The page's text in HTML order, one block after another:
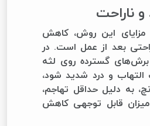
مزایای این روش، کاهش
بعد از عمل است. در
گسترده روی لثه
و درد شدید شود،
به دلیل حداقل تهاجم،
قابل توجهی کاهش